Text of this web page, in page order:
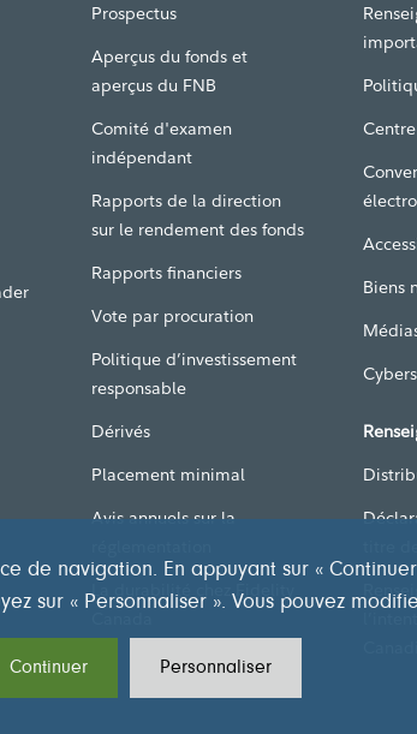
Prospectus
Aperçus du fonds et
aperçus du FNB
Comité d'examen
indépendant
Rapports de la direction
sur le rendement des fonds
Rapports financiers
Vote par procuration
Politique d’investissement
responsable
Dérivés
Placement minimal
Avis annuels sur la
La durabilité chez Fidelity
Biens
de navigation. En appuyant sur «
sur « Personnaliser ». Vous pouvez
Continuer Personnaliser